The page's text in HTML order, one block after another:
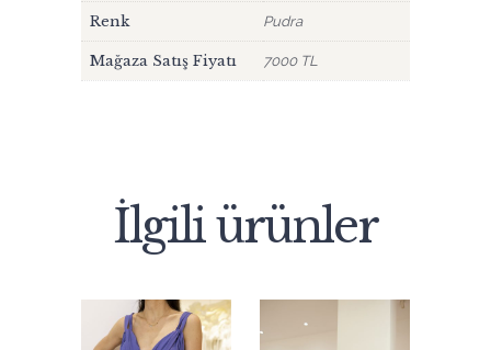
Renk Pudra
Mağaza Satış Fiyatı 7000 TL
İlgili ürünler